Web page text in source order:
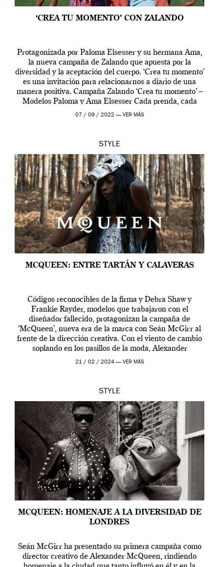
‘CREA TU MOMENTO’ CON ZALANDO
Protagonizada por Paloma Elsesser y su hermana Ama,
la nueva campaña de Zalando que apuesta por la
diversidad y la aceptación del cuerpo. ‘Crea tu momento’
es una invitación para relacionarnos a diario de una
manera positiva. Campaña Zalando ‘Crea tu momento’ –
Modelos Paloma y Ama Elsesser Cada prenda, cada
outfit, cada momento, caracteriza […]
07 / 09 / 2022 — VER MÁS
STYLE
MCQUEEN: ENTRE TARTÁN Y CALAVERAS
Códigos reconocibles de la firma y Debra Shaw y
Frankie Rayder, modelos que trabajaron con el
diseñador fallecido, protagonizan la campaña de
‘McQueen’, nueva era de la marca con Seán McGirr al
frente de la dirección creativa. Con el viento de cambio
soplando en los pasillos de la moda, Alexander
McQueen se prepara para una […]
21 / 02 / 2024 — VER MÁS
STYLE
MCQUEEN: HOMENAJE A LA DIVERSIDAD DE
LONDRES
Seán McGirr ha presentado su primera campaña como
director creativo de Alexander McQueen, rindiendo